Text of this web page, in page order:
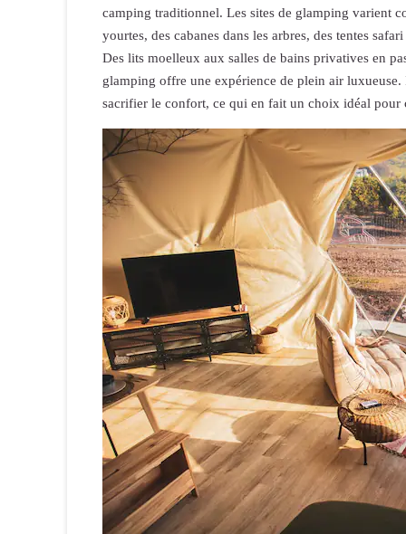
camping traditionnel. Les sites de glamping varient
yourtes, des cabanes dans les arbres, des tentes
Des lits moelleux aux salles de bains privatives en
glamping offre une expérience de plein air
sacrifier le confort, ce qui en fait un choix idéal pour